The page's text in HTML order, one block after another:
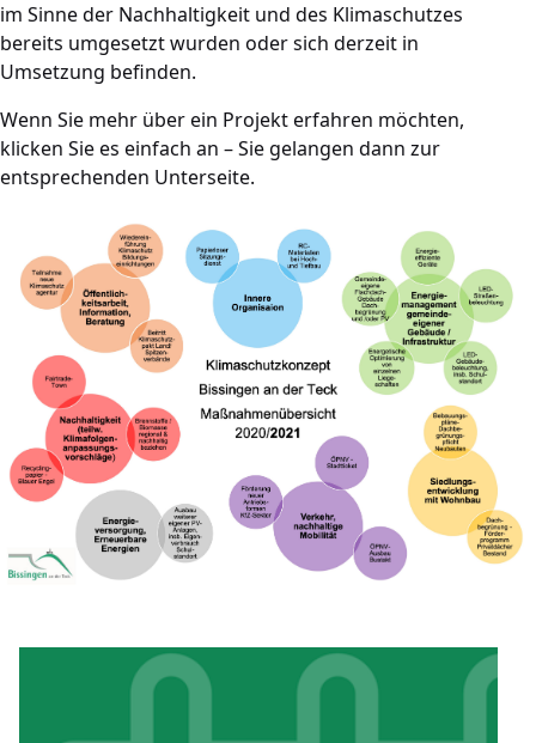
im Sinne der Nachhaltigkeit und des Klimaschutzes
bereits umgesetzt wurden oder sich derzeit in
Umsetzung befinden.
Wenn Sie mehr über ein Projekt erfahren möchten,
klicken Sie es einfach an – Sie gelangen dann zur
entsprechenden Unterseite.